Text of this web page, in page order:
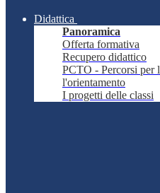
Didattica
Panoramica
Offerta formativa
Recupero didattico
PCTO - Percorsi per
l'orientamento
I progetti delle classi